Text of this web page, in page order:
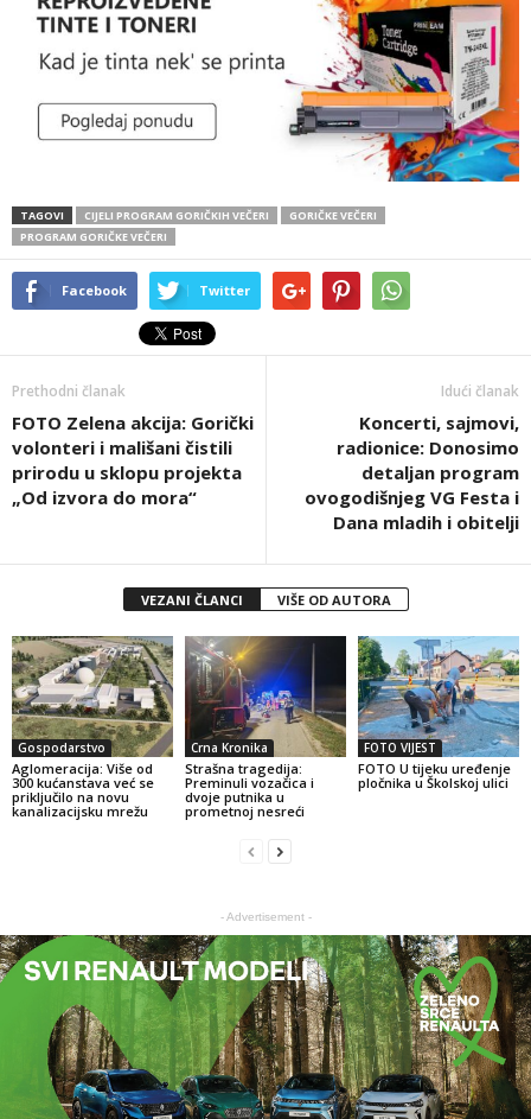
TAGOVI CIJELI PROGRAM GORIČKIH VEČERI
GORIČKE VEČERI
PROGRAM GORIČKE VEČERI
Facebook Twitter
Prethodni članak
FOTO Zelena akcija: Gorički
volonteri i mališani čistili
prirodu u sklopu projekta
„Od izvora do mora“
Idući članak
Koncerti, sajmovi,
radionice: Donosimo
detaljan program
ovogodišnjeg VG Festa i
Dana mladih i obitelji
VEZANI ČLANCI VIŠE OD AUTORA
Gospodarstvo
Aglomeracija: Više od
300 kućanstava već se
priključilo na novu
kanalizacijsku mrežu
Crna Kronika
Strašna tragedija:
Preminuli vozačica i
dvoje putnika u
prometnoj nesreći
FOTO VIJEST
FOTO U tijeku uređenje
pločnika u Školskoj ulici
- Advertisement -